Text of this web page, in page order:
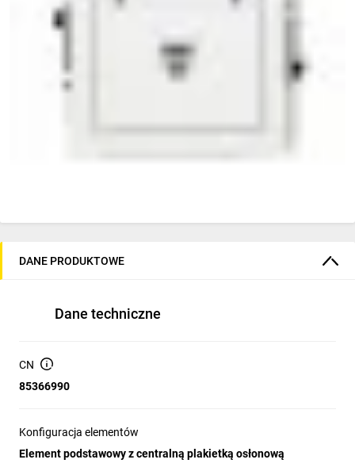
DANE PRODUKTOWE
Dane techniczne
CN
85366990
Konfiguracja elementów
Element podstawowy z centralną plakietką osłonową